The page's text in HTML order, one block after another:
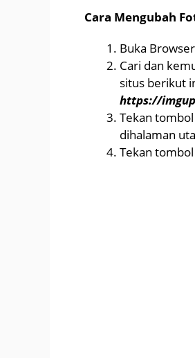
Cara Mengubah
Buka
Cari dan
situs berikut
https://
Tekan tombol
dihalaman
Tekan tombol